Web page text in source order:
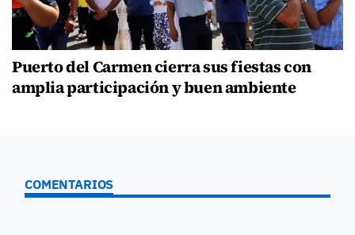
Puerto del Carmen cierra sus fiestas con
amplia participación y buen ambiente
COMENTARIOS